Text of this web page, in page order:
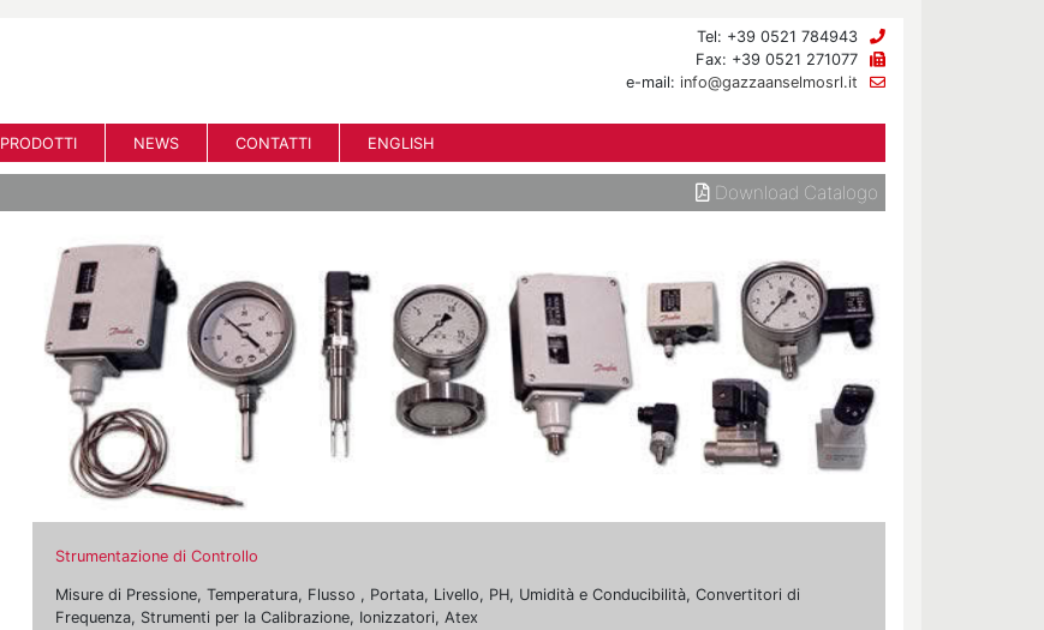
Tel: +39 0521 784943
Fax: +39 0521 271077
e-mail: info@gazzaanselmosrl.it
PRODOTTI NEWS CONTATTI ENGLISH
Download Catalogo
Strumentazione di Controllo
Misure di Pressione, Temperatura, Flusso , Portata, Livello, PH, Umidità e Conducibilità, Convertitori di
Frequenza, Strumenti per la Calibrazione, Ionizzatori, Atex